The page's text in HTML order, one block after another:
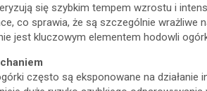
się szybkim tempem wzrostu i
co sprawia, że są szczególnie wrażliwe
jest kluczowym elementem hodowli
często są eksponowane na działanie